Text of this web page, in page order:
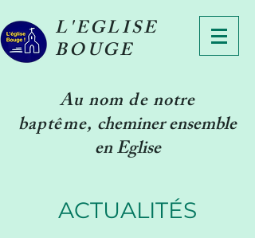
L'EGLISE
BOUGE
Au nom de notre
baptême, cheminer ensemble
en Eglise
ACTUALITÉS